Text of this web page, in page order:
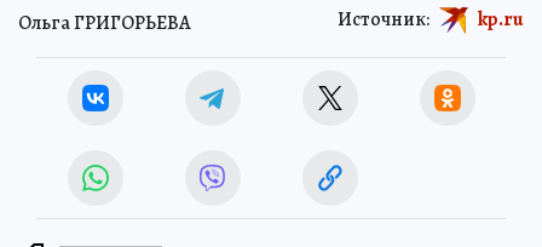
Ольга ГРИГОРЬЕВА Источник: kp.ru